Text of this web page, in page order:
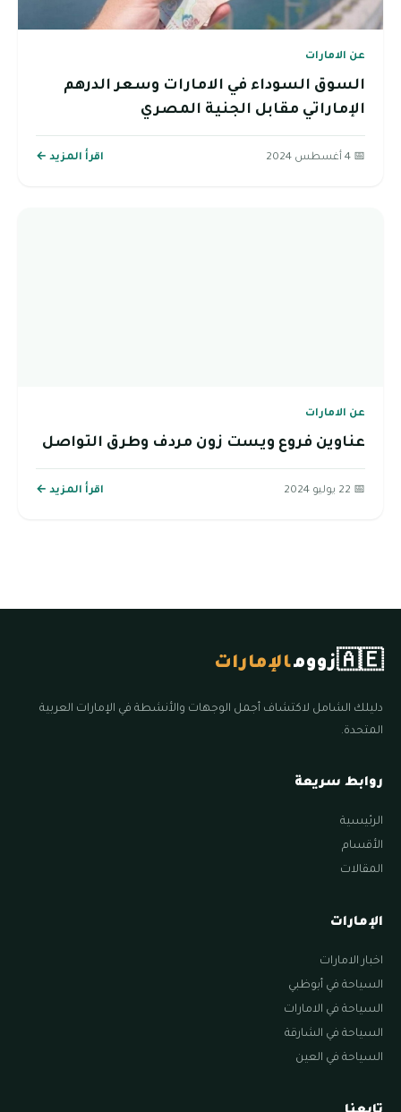
عن الامارات
السوق السوداء في الامارات وسعر الدرهم
الإماراتي مقابل الجنية المصري
📅 4 أغسطس 2024 اقرأ المزيد ←
عن الامارات
عناوين فروع ويست زون مردف وطرق التواصل
📅 22 يوليو 2024 اقرأ المزيد ←
🇦🇪زوومالإمارات
دليلك الشامل لاكتشاف أجمل الوجهات والأنشطة في الإمارات العربية
المتحدة.
روابط سريعة
الرئيسية
الأقسام
المقالات
الإمارات
اخبار الامارات
السياحة في أبوظبي
السياحة في الامارات
السياحة في الشارقة
السياحة في العين